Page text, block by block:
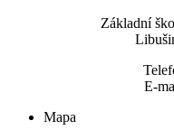
Základní
E-
Mapa